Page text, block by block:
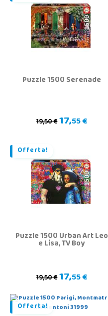
Puzzle 1500 Serenade
19,50 €17,55 €
Offerta!
Puzzle 1500 Urban Art Leo
e Lisa, TV Boy
19,50 €17,55 €
Offerta!